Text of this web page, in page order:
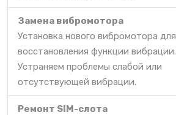
Замена вибромотора
Установка нового вибромотора для
восстановления функции вибрации.
Устраняем проблемы слабой или
отсутствующей вибрации.
Ремонт SIM-слота